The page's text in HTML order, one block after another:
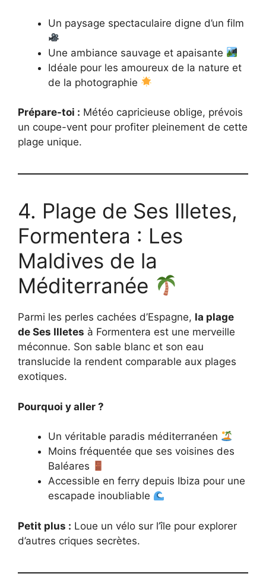
Un paysage spectaculaire digne d’un film
Une ambiance sauvage et apaisante
Idéale pour les amoureux de la nature et
de la photographie
Prépare-toi : Météo capricieuse oblige, prévois
un coupe-vent pour profiter pleinement de cette
plage unique.
4. Plage de Ses Illetes,
Formentera : Les
Maldives de la
Méditerranée
Parmi les perles cachées d’Espagne, la plage
de Ses Illetes à Formentera est une merveille
méconnue. Son sable blanc et son eau
translucide la rendent comparable aux plages
exotiques.
Pourquoi y aller ?
Un véritable paradis méditerranéen
Moins fréquentée que ses voisines des
Baléares
Accessible en ferry depuis Ibiza pour une
escapade inoubliable
Petit plus : Loue un vélo sur l’île pour explorer
d’autres criques secrètes.